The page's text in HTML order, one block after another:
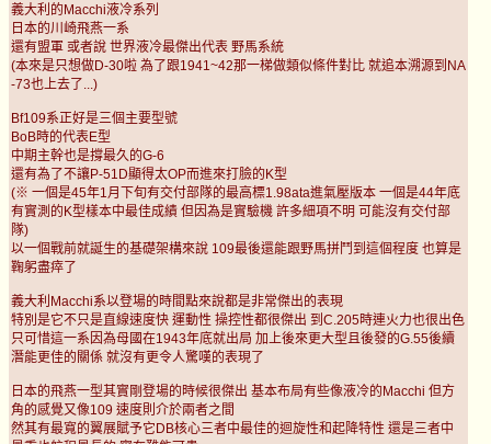
義大利的Macchi液冷系列
日本的川崎飛燕一系
還有盟軍 或者說 世界液冷最傑出代表 野馬系統
(本來是只想做D-30啦 為了跟1941~42那一梯做類似條件對比 就追本溯源到NA
-73也上去了...)
Bf109系正好是三個主要型號
BoB時的代表E型
中期主幹也是撐最久的G-6
還有為了不讓P-51D顯得太OP而進來打臉的K型
(※ 一個是45年1月下旬有交付部隊的最高標1.98ata進氣壓版本 一個是44年底
有實測的K型樣本中最佳成績 但因為是實驗機 許多細項不明 可能沒有交付部
隊)
以一個戰前就誕生的基礎架構來說 109最後還能跟野馬拼鬥到這個程度 也算是
鞠躬盡瘁了
義大利Macchi系以登場的時間點來說都是非常傑出的表現
特別是它不只是直線速度快 運動性 操控性都很傑出 到C.205時連火力也很出色
只可惜這一系因為母國在1943年底就出局 加上後來更大型且後發的G.55後續
潛能更佳的關係 就沒有更令人驚嘆的表現了
日本的飛燕一型其實剛登場的時候很傑出 基本布局有些像液冷的Macchi 但方
角的感覺又像109 速度則介於兩者之間
然其有最寬的翼展賦予它DB核心三者中最佳的迴旋性和起降特性 還是三者中